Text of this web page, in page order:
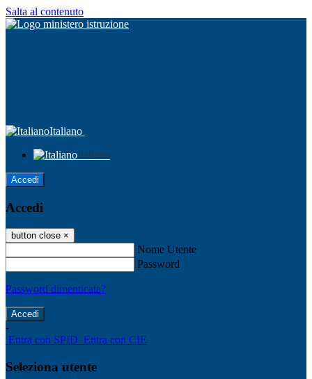
Salta al contenuto
Italiano
Italiano
Accedi
Accedi
button close ×
Nome Utente
Password
Password dimenticata?
-
Entra con SPID Entra con CIE
Seleziona utente